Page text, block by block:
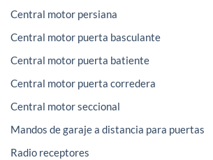
Central motor persiana
Central motor puerta basculante
Central motor puerta batiente
Central motor puerta corredera
Central motor seccional
Mandos de garaje a distancia para puertas
Radio receptores